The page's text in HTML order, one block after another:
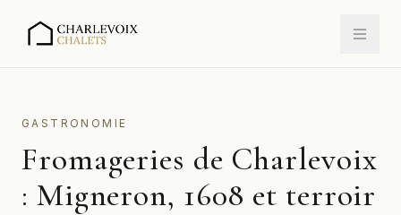
GASTRONOMIE
Fromageries de Charlevoix
: Migneron, 1608 et terroir